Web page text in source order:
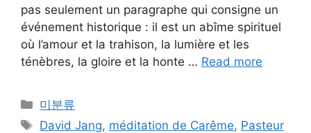
pas seulement un paragraphe qui consigne un
événement historique : il est un abîme spirituel
où l’amour et la trahison, la lumière et les
ténèbres, la gloire et la honte … Read more
Categories
미분류
Tags
David Jang, méditation de Carême, Pasteur